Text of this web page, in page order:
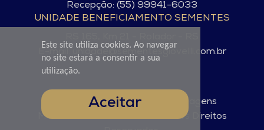
Este site utiliza cookies. Ao navegar
no site estará a consentir a sua
utilização.
Aceitar
Recepção: (55) 99941-6033
UNIDADE BENEFICIAMENTO SEMENTES
E-mail: unidade@sementesgiovelli.com.br
© Sementes Giovelli. 2025 - Imagens
Meramente Ilustrativas. Todos os Direitos